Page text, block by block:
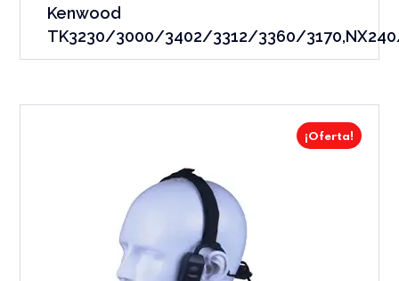
Kenwood
TK3230/3000/3402/3312/3360/
¡Oferta!